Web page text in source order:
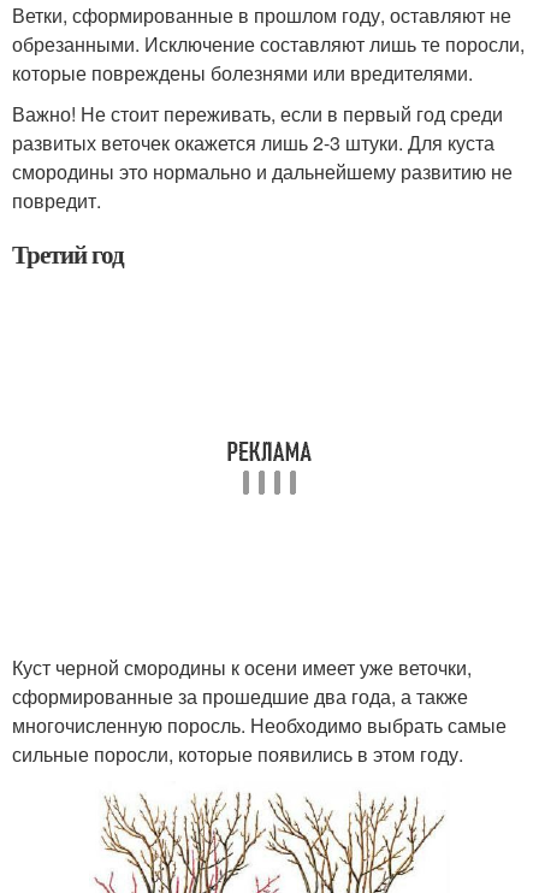
Ветки, сформированные в прошлом году, оставляют не
обрезанными. Исключение составляют лишь те поросли,
которые повреждены болезнями или вредителями.
Важно! Не стоит переживать, если в первый год среди
развитых веточек окажется лишь 2-3 штуки. Для куста
смородины это нормально и дальнейшему развитию не
повредит.
Третий год
Куст черной смородины к осени имеет уже веточки,
сформированные за прошедшие два года, а также
многочисленную поросль. Необходимо выбрать самые
сильные поросли, которые появились в этом году.